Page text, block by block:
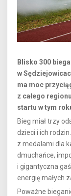
Blisko 300
w
ma moc
z całego
startu w tym
Bieg miał trzy
dzieci i ich
z medalami dla
dmuchańce,
i gigantyczna
energię małych
Poważne